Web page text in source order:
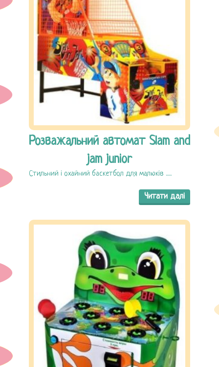
Розважальний автомат Slam and
jam junior
Стильний і охайний баскетбол для малюків ......
Читати далі